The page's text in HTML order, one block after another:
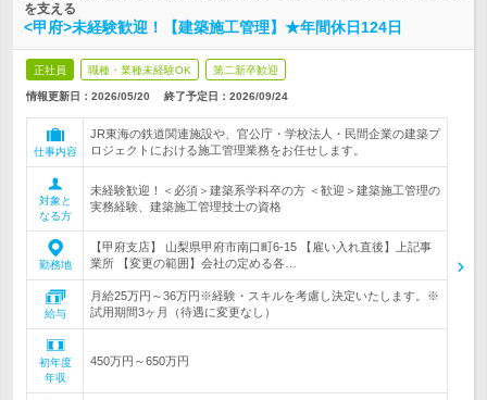
を支える
<甲府>未経験歓迎！【建築施工管理】★年間休日124日
正社員 職種・業種未経験OK 第二新卒歓迎
情報更新日：2026/05/20 終了予定日： 2026/09/24
仕事内容
JR東海の鉄道関連施設や、官公庁・学校法人・民間企業の建築プ
ロジェクトにおける施工管理業務をお任せします。
対象と
なる方
未経験歓迎！＜必須＞建築系学科卒の方 ＜歓迎＞建築施工管理の
実務経験、建築施工管理技士の資格
勤務地
【甲府支店】 山梨県甲府市南口町6-15 【雇い入れ直後】上記事
業所 【変更の範囲】会社の定める各…
給与
月給25万円～36万円※経験・スキルを考慮し決定いたします。※
試用期間3ヶ月（待遇に変更なし）
初年度
年収
450万円～650万円